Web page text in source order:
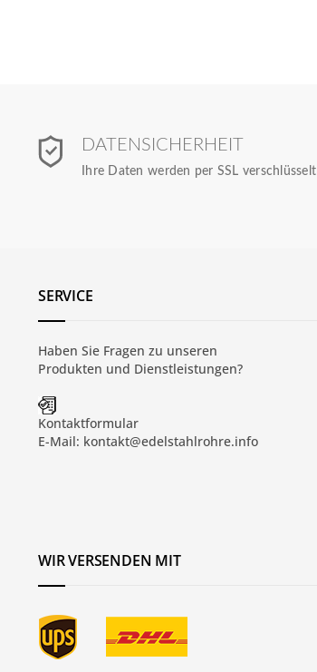
DATENSICHERHEIT
Ihre Daten werden per SSL verschlüsselt
SERVICE
Haben Sie Fragen zu unseren
Produkten und Dienstleistungen?
Kontaktformular
E-Mail: kontakt@edelstahlrohre.info
WIR VERSENDEN MIT